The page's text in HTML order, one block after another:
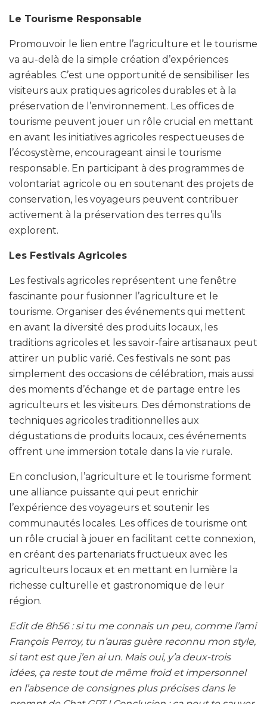
Le Tourisme Responsable
Promouvoir le lien entre l’agriculture et le tourisme
va au-delà de la simple création d’expériences
agréables. C’est une opportunité de sensibiliser les
visiteurs aux pratiques agricoles durables et à la
préservation de l’environnement. Les offices de
tourisme peuvent jouer un rôle crucial en mettant
en avant les initiatives agricoles respectueuses de
l’écosystème, encourageant ainsi le tourisme
responsable. En participant à des programmes de
volontariat agricole ou en soutenant des projets de
conservation, les voyageurs peuvent contribuer
activement à la préservation des terres qu’ils
explorent.
Les Festivals Agricoles
Les festivals agricoles représentent une fenêtre
fascinante pour fusionner l’agriculture et le
tourisme. Organiser des événements qui mettent
en avant la diversité des produits locaux, les
traditions agricoles et les savoir-faire artisanaux peut
attirer un public varié. Ces festivals ne sont pas
simplement des occasions de célébration, mais aussi
des moments d’échange et de partage entre les
agriculteurs et les visiteurs. Des démonstrations de
techniques agricoles traditionnelles aux
dégustations de produits locaux, ces événements
offrent une immersion totale dans la vie rurale.
En conclusion, l’agriculture et le tourisme forment
une alliance puissante qui peut enrichir
l’expérience des voyageurs et soutenir les
communautés locales. Les offices de tourisme ont
un rôle crucial à jouer en facilitant cette connexion,
en créant des partenariats fructueux avec les
agriculteurs locaux et en mettant en lumière la
richesse culturelle et gastronomique de leur
région.
Edit de 8h56 : si tu me connais un peu, comme l’ami
François Perroy, tu n’auras guère reconnu mon style,
si tant est que j’en ai un. Mais oui, y’a deux-trois
idées, ça reste tout de même froid et impersonnel
en l’absence de consignes plus précises dans le